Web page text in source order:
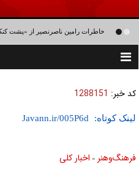
خاطرات رامین ناصرنصیر از «پشت‌
Toggle
کد خبر: 1288151
لینک کوتاه:
فرهنگ‌و‌هنر » اخبار كلی